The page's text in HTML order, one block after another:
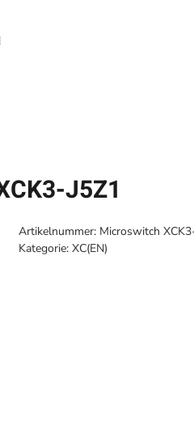
J5Z1
Artikelnummer: Microswitch
Kategorie: XC(EN)